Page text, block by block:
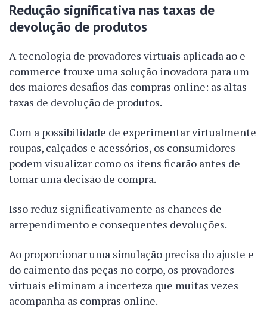
Redução significativa nas taxas de
devolução de produtos
A tecnologia de provadores virtuais aplicada ao e-
commerce trouxe uma solução inovadora para um
dos maiores desafios das compras online: as altas
taxas de devolução de produtos.
Com a possibilidade de experimentar virtualmente
roupas, calçados e acessórios, os consumidores
podem visualizar como os itens ficarão antes de
tomar uma decisão de compra.
Isso reduz significativamente as chances de
arrependimento e consequentes devoluções.
Ao proporcionar uma simulação precisa do ajuste e
do caimento das peças no corpo, os provadores
virtuais eliminam a incerteza que muitas vezes
acompanha as compras online.